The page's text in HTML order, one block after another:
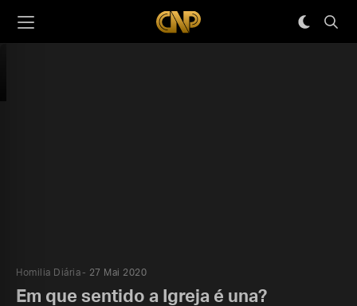
Homilia Diária 27 Mai 2020
Em que sentido a Igreja é una?